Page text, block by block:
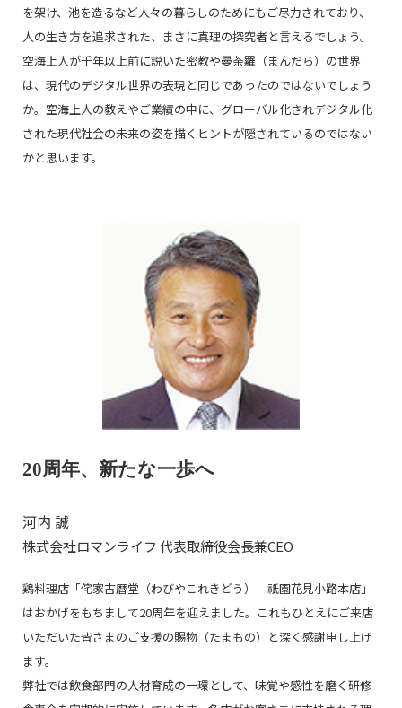
を架け、池を造るなど人々の暮らしのためにもご尽力されており、
人の生き方を追求された、まさに真理の探究者と言えるでしょう。
空海上人が千年以上前に説いた密教や曼荼羅（まんだら）の世界
は、現代のデジタル世界の表現と同じであったのではないでしょう
か。空海上人の教えやご業績の中に、グローバル化されデジタル化
された現代社会の未来の姿を描くヒントが隠されているのではない
かと思います。
20周年、新たな一歩へ
河内 誠
株式会社ロマンライフ 代表取締役会長兼CEO
鶏料理店「侘家古暦堂（わびやこれきどう） 祇園花見小路本店」
はおかげをもちまして20周年を迎えました。これもひとえにご来店
いただいた皆さまのご支援の賜物（たまもの）と深く感謝申し上げ
ます。
弊社では飲食部門の人材育成の一環として、味覚や感性を磨く研修